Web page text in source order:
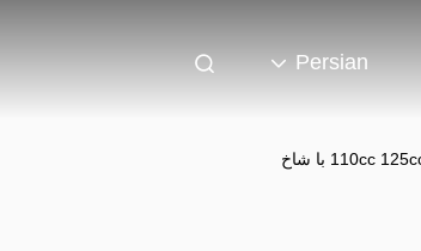
Persian